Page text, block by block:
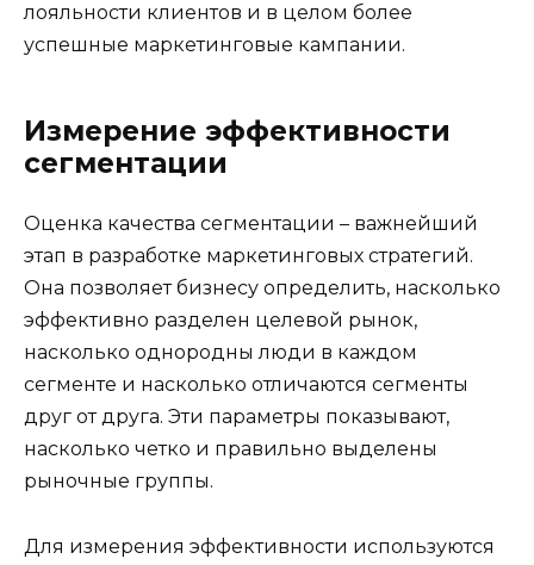
лояльности клиентов и в целом более
успешные маркетинговые кампании.
Измерение эффективности
сегментации
Оценка качества сегментации – важнейший
этап в разработке маркетинговых стратегий.
Она позволяет бизнесу определить, насколько
эффективно разделен целевой рынок,
насколько однородны люди в каждом
сегменте и насколько отличаются сегменты
друг от друга. Эти параметры показывают,
насколько четко и правильно выделены
рыночные группы.
Для измерения эффективности используются